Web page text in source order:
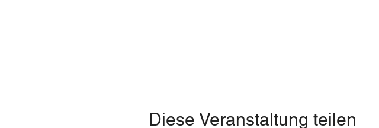
Diese Veranstaltung teilen